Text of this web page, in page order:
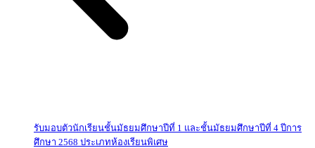
รับมอบตัวนักเรียนชั้นมัธยมศึกษาปีที่ 1 และชั้นมัธยมศึกษาปีที่ 4 ปีการ
ศึกษา 2568 ประเภทห้องเรียนพิเศษ